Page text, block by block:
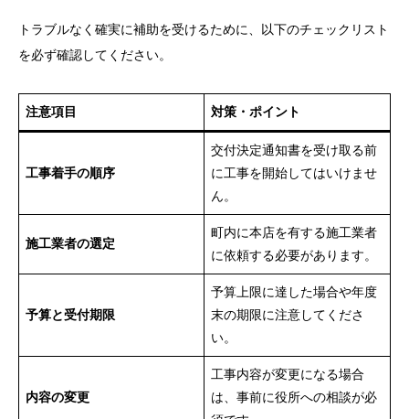
トラブルなく確実に補助を受けるために、以下のチェックリスト
を必ず確認してください。
注意項目 対策・ポイント
工事着手の順序
交付決定通知書を受け取る前
に工事を開始してはいけませ
ん。
施工業者の選定
町内に本店を有する施工業者
に依頼する必要があります。
予算と受付期限
予算上限に達した場合や年度
末の期限に注意してくださ
い。
内容の変更
工事内容が変更になる場合
は、事前に役所への相談が必